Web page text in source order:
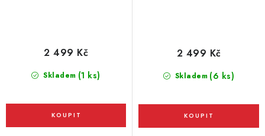
Skladem (1 ks)
2 499 Kč
Skladem (6 ks)
2 499 Kč